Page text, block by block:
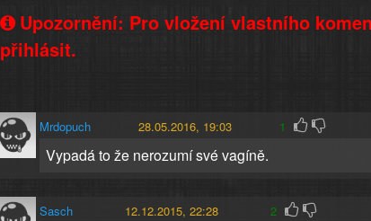
Upozornění: Pro vložení vlastního
přihlásit.
Mrdopuch 28.05.2016, 19:03 1
Vypadá to že nerozumí své vagíně.
Sasch 12.12.2015, 22:28 2